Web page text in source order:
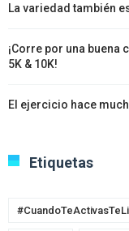
La variedad también
¡Corre por una buena
5K & 10K!
El ejercicio hace
Etiquetas